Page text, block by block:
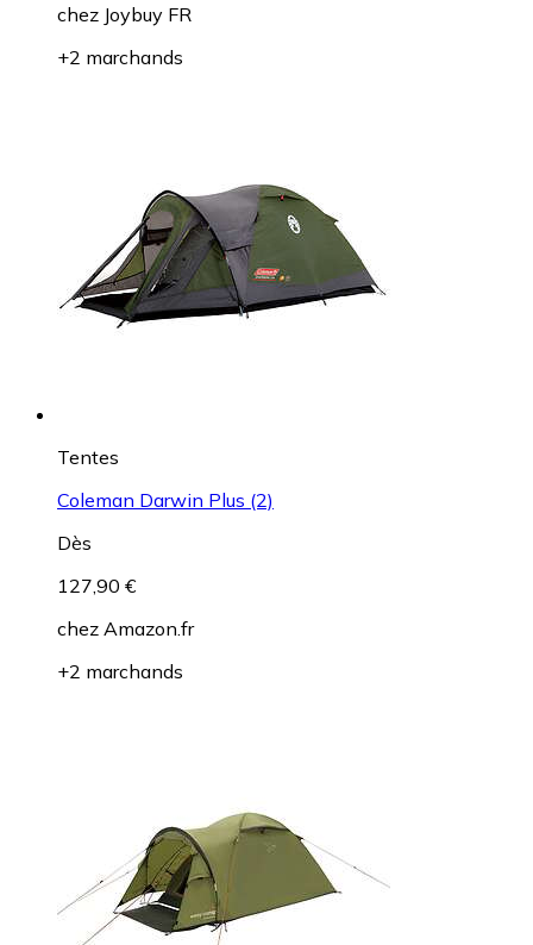
chez Joybuy FR
+2 marchands
Tentes
Coleman Darwin Plus (2)
Dès
127,90 €
chez Amazon.fr
+2 marchands